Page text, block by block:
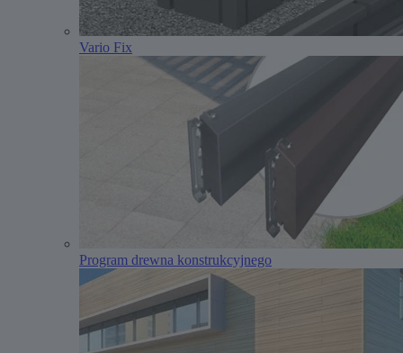
Vario Fix
Program drewna konstrukcyjnego